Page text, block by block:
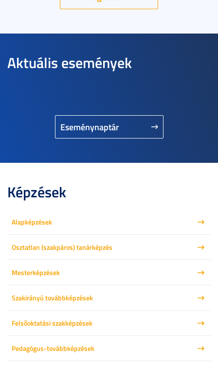
Aktuális események
Eseménynaptár
Képzések
Alapképzések
Osztatlan (szakpáros) tanárképzés
Mesterképzések
Szakirányú továbbképzések
Felsőoktatási szakképzések
Pedagógus-továbbképzések